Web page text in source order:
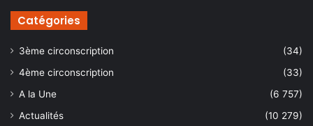
Catégories
3ème circonscription
(34)
4ème circonscription
(33)
A la Une
(6 757)
Actualités
(10 279)